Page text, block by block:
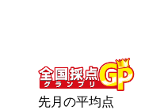
先月の平均点